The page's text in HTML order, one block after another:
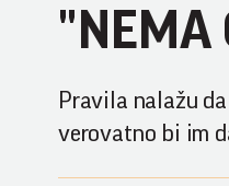
"NEMA
Pravila nalažu
verovatno bi im